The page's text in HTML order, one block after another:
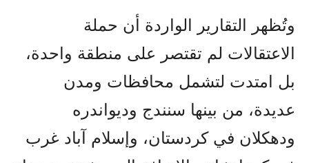
وتُظهر التقارير الواردة أن حملة
الاعتقالات لم تقتصر على منطقة واحدة،
بل امتدت لتشمل محافظات ومدن
عديدة، من بينها سنندج وديواندره
ودهکلان في كردستان، وإسلام آباد غرب